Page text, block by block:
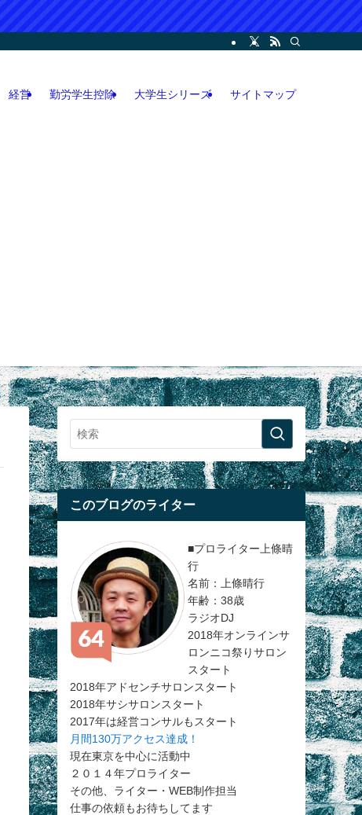
アー・コンサル・人脈論などの各情報などを記載。LINEオープンチャット
経営 勤労学生控除 大学生シリーズ サイトマップ
このブログのライター
■プロライター上條晴
行
名前：上條晴行
年齢：38歳
ラジオDJ
2018年オンラインサ
ロンニコ祭りサロン
スタート
2018年アドセンチサロンスタート
2018年サシサロンスタート
2017年は経営コンサルもスタート
月間130万アクセス達成！
現在東京を中心に活動中
２０１４年プロライター
その他、ライター・WEB制作担当
仕事の依頼もお待ちしてます